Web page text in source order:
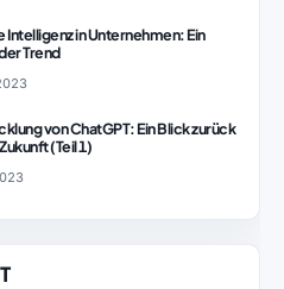
Intelligenz in Unternehmen: Ein
Trend
von ChatGPT: Ein Blick zurück
(Teil 1)